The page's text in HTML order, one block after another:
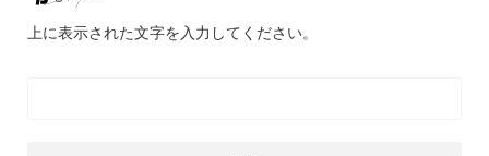
上に表示された文字を入力してください。